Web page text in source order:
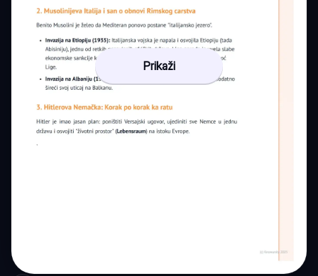
Prikaži